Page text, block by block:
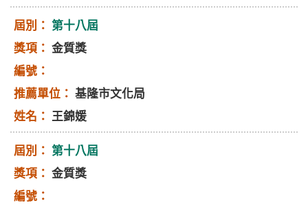
第十八屆
金質獎
基隆市文化局
王錦媛
第十八屆
金質獎